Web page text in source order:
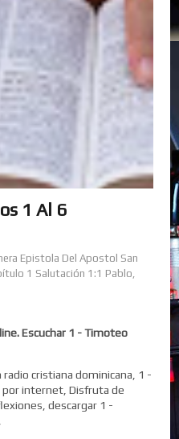
1 Al 6
Epistola Del Apostol San
1 Salutación 1:1 Pablo,
Escuchar 1 - Timoteo
cristiana dominicana, 1 -
por internet, Disfruta de
descargar 1 -